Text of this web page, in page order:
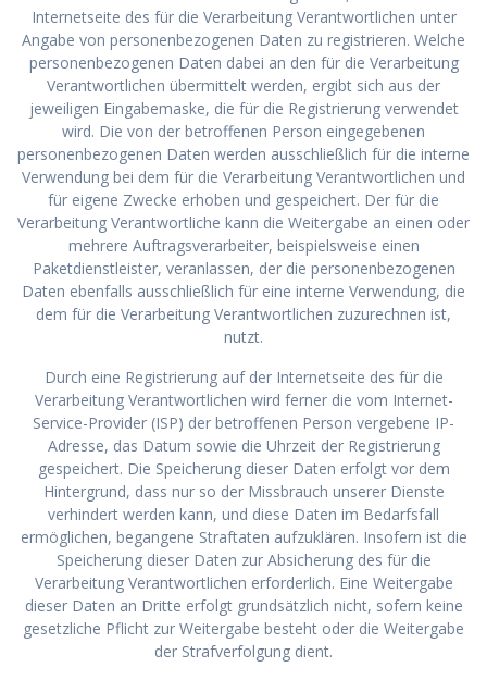
Internetseite des für die Verarbeitung Verantwortlichen unter
Angabe von personenbezogenen Daten zu registrieren. Welche
personenbezogenen Daten dabei an den für die Verarbeitung
Verantwortlichen übermittelt werden, ergibt sich aus der
jeweiligen Eingabemaske, die für die Registrierung verwendet
wird. Die von der betroffenen Person eingegebenen
personenbezogenen Daten werden ausschließlich für die interne
Verwendung bei dem für die Verarbeitung Verantwortlichen und
für eigene Zwecke erhoben und gespeichert. Der für die
Verarbeitung Verantwortliche kann die Weitergabe an einen oder
mehrere Auftragsverarbeiter, beispielsweise einen
Paketdienstleister, veranlassen, der die personenbezogenen
Daten ebenfalls ausschließlich für eine interne Verwendung, die
dem für die Verarbeitung Verantwortlichen zuzurechnen ist,
nutzt.
Durch eine Registrierung auf der Internetseite des für die
Verarbeitung Verantwortlichen wird ferner die vom Internet-
Service-Provider (ISP) der betroffenen Person vergebene IP-
Adresse, das Datum sowie die Uhrzeit der Registrierung
gespeichert. Die Speicherung dieser Daten erfolgt vor dem
Hintergrund, dass nur so der Missbrauch unserer Dienste
verhindert werden kann, und diese Daten im Bedarfsfall
ermöglichen, begangene Straftaten aufzuklären. Insofern ist die
Speicherung dieser Daten zur Absicherung des für die
Verarbeitung Verantwortlichen erforderlich. Eine Weitergabe
dieser Daten an Dritte erfolgt grundsätzlich nicht, sofern keine
gesetzliche Pflicht zur Weitergabe besteht oder die Weitergabe
der Strafverfolgung dient.